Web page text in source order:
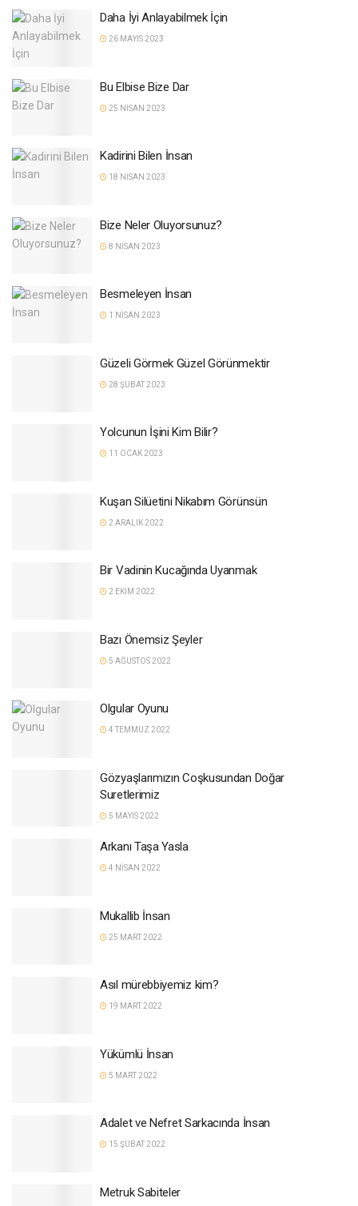
Daha İyi Anlayabilmek İçin
26 MAYIS 2023
Bu Elbise Bize Dar
25 NISAN 2023
Kadirini Bilen İnsan
18 NISAN 2023
Bize Neler Oluyorsunuz?
8 NISAN 2023
Besmeleyen İnsan
1 NISAN 2023
Güzeli Görmek Güzel Görünmektir
28 ŞUBAT 2023
Yolcunun İşini Kim Bilir?
11 OCAK 2023
Kuşan Silüetini Nikabım Görünsün
2 ARALIK 2022
Bir Vadinin Kucağında Uyanmak
2 EKIM 2022
Bazı Önemsiz Şeyler
5 AĞUSTOS 2022
Olgular Oyunu
4 TEMMUZ 2022
Gözyaşlarımızın Coşkusundan Doğar
Suretlerimiz
5 MAYIS 2022
Arkanı Taşa Yasla
4 NISAN 2022
Mukallib İnsan
25 MART 2022
Asıl mürebbiyemiz kim?
19 MART 2022
Yükümlü İnsan
5 MART 2022
Adalet ve Nefret Sarkacında İnsan
15 ŞUBAT 2022
Metruk Sabiteler